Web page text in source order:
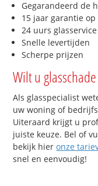
Gegarandeerd de
15 jaar garantie
24 uurs glasservice
Snelle levertijden
Scherpe prijzen
Wilt u
Als glasspecialist
uw woning of
Uiteraard krijgt u
juiste keuze. Bel of
bekijk hieronze
snel en eenvoudig!